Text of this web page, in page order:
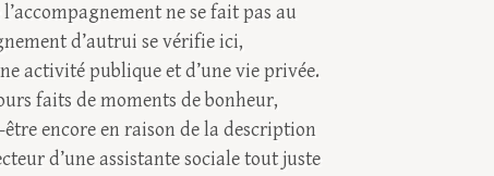
ne se fait pas au
d’autrui se vérifie ici,
activité publique et d’une vie privée.
faits de moments de bonheur,
encore en raison de la description
d’une assistante sociale tout juste